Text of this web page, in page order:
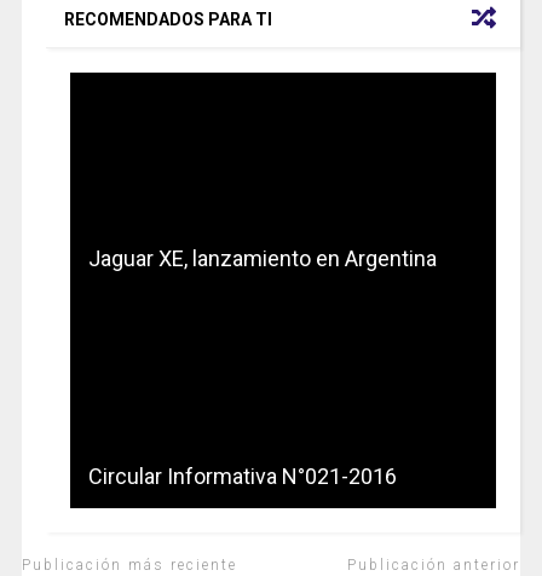
RECOMENDADOS PARA TI
Jaguar XE, lanzamiento en Argentina
Circular Informativa N°021-2016
Publicación más reciente Publicación anterior